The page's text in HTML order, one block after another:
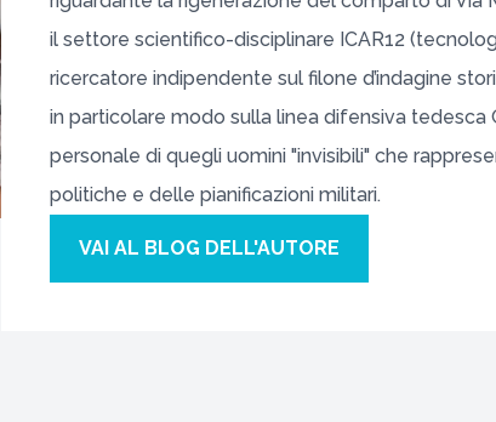
il settore scientifico-disciplinare ICAR12
ricercatore indipendente sul filone d’indagine
in particolare modo sulla linea difensiva tedesca
personale di quegli uomini "invisibili" che
politiche e delle pianificazioni militari.
VAI AL BLOG DELL'AUTORE